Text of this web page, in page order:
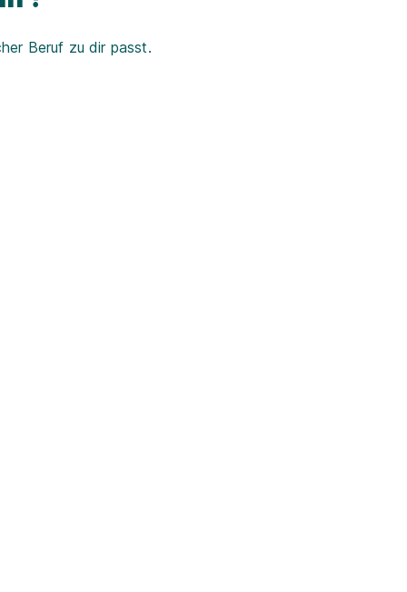
Beruf zu dir passt.